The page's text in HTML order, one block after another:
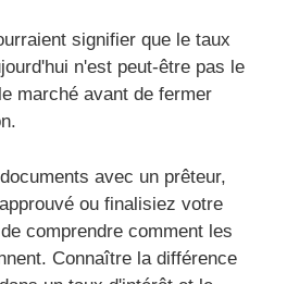
signifier que le taux
n'est peut-être pas le
marché avant de fermer
avec un prêteur,
ou finalisiez votre
comprendre comment les
Connaître la différence